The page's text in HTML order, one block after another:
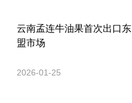
云南孟连牛油果首次出口东
盟市场
2026-01-25